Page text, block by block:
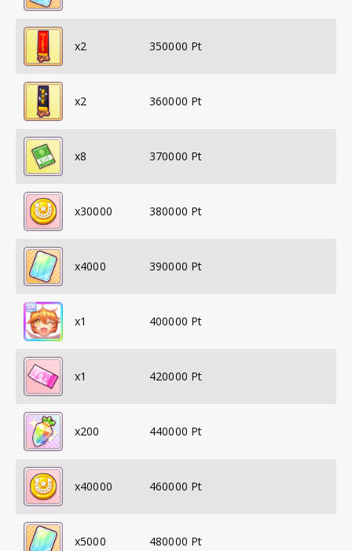
x2 350000 Pt
x2 360000 Pt
x8 370000 Pt
x30000 380000 Pt
x4000 390000 Pt
x1 400000 Pt
x1 420000 Pt
x200 440000 Pt
x40000 460000 Pt
x5000 480000 Pt